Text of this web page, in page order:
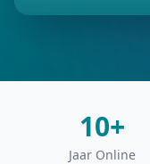
10+
Jaar Online